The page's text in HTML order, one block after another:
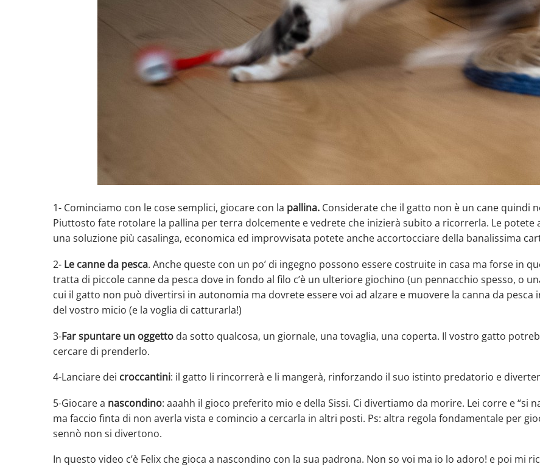
1- Cominciamo con le cose semplici, giocare con la pallina. Considerate che il gatto non è un cane quindi
Piuttosto fate rotolare la pallina per terra dolcemente e vedrete che inizierà subito a ricorrerla. Le
una soluzione più casalinga, economica ed improvvisata potete anche accortocciare della banalissima
2- Le canne da pesca. Anche queste con un po’ di ingegno possono essere costruite in casa ma forse in
tratta di piccole canne da pesca dove in fondo al filo c’è un ulteriore giochino (un pennacchio spesso, o
cui il gatto non può divertirsi in autonomia ma dovrete essere voi ad alzare e muovere la canna da pesca
del vostro micio (e la voglia di catturarla!)
3-Far spuntare un oggetto da sotto qualcosa, un giornale, una tovaglia, una coperta. Il vostro gatto
cercare di prenderlo.
4-Lanciare dei croccantini: il gatto li rincorrerà e li mangerà, rinforzando il suo istinto predatorio e
5-Giocare a nascondino: aaahh il gioco preferito mio e della Sissi. Ci divertiamo da morire. Lei corre e “si
ma faccio finta di non averla vista e comincio a cercarla in altri posti. Ps: altra regola fondamentale per
sennò non si divertono.
In questo video c’è Felix che gioca a nascondino con la sua padrona. Non so voi ma io lo adoro! e poi mi